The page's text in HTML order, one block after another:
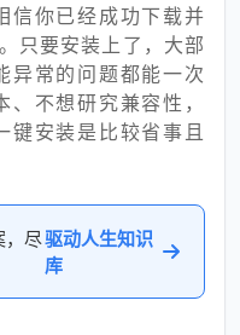
信你已经成功下载并
只要安装上了，大部
异常的问题都能一次
不想研究兼容性，
键安装是比较省事且
，尽驱动人生知识
库